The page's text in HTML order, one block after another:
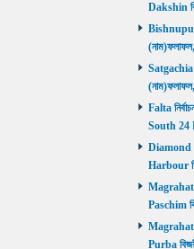
Dakshin
Bishnupur
Satgachia
Falta
South 24
Diamond
Harbour
Magrahat
Paschim
Magrahat
Purba